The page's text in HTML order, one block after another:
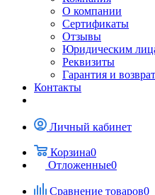
О компании
Сертификаты
Отзывы
Юридическим
Реквизиты
Гарантия и возврат
Контакты
Личный кабинет
Корзина0
Отложенные0
Сравнение товаров0